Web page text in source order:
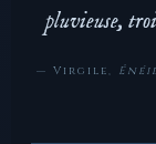
pluvieuse,
— Virgile,